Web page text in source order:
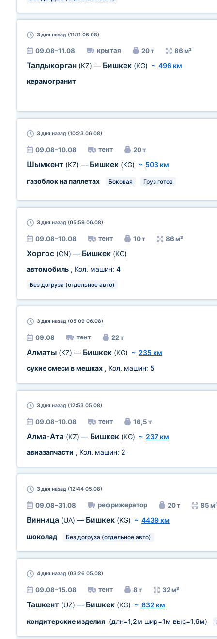
3 дня назад (11:11 06.08)
09.08–11.08 крытая 20 т 86 м³
Талдыкорган (KZ) — Бишкек (KG) ~ 496 км
керамогранит
3 дня назад (10:23 06.08)
09.08–10.08 тент 20 т
Шымкент (KZ) — Бишкек (KG) ~ 503 км
газоблок на паллетах
Боковая Груз готов
3 дня назад (05:59 06.08)
09.08–10.08 тент 10 т 86 м³
Хоргос (CN) — Бишкек (KG)
автомобиль , Кол. машин: 4
Без догруза (отдельное авто)
3 дня назад (05:09 06.08)
09.08 тент 22 т
Алматы (KZ) — Бишкек (KG) ~ 235 км
сухие смеси в мешках , Кол. машин: 5
3 дня назад (12:53 05.08)
09.08–10.08 тент 16,5 т
Алма-Ата (KZ) — Бишкек (KG) ~ 237 км
авиазапчасти , Кол. машин: 2
3 дня назад (12:44 05.08)
09.08–31.08 рефрижератор 20 т 85
Винница (UA) — Бишкек (KG) ~ 4439 км
шоколад
Без догруза (отдельное авто)
4 дня назад (03:26 05.08)
09.08–15.08 тент 8 т 32 м³
Ташкент (UZ) — Бишкек (KG) ~ 632 км
кондитерские изделия (длн=1,2м шир=1м выс=1,6м)